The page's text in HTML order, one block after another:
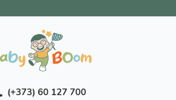
(+373) 60 127 700